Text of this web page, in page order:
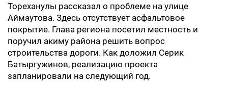
Тореханулы рассказал о проблеме на улице
Аймаутова. Здесь отсутствует асфальтовое
покрытие. Глава региона посетил местность и
поручил акиму района решить вопрос
строительства дороги. Как доложил Серик
Батыргужинов, реализацию проекта
запланировали на следующий год.